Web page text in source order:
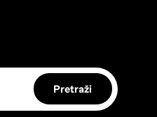
Pretraži